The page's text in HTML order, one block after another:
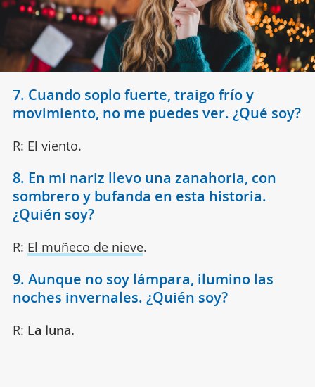
7. Cuando soplo fuerte, traigo frío y
movimiento, no me puedes ver. ¿Qué soy?
R: El viento.
8. En mi nariz llevo una zanahoria, con
sombrero y bufanda en esta historia.
¿Quién soy?
R: El muñeco de nieve.
9. Aunque no soy lámpara, ilumino las
noches invernales. ¿Quién soy?
R: La luna.